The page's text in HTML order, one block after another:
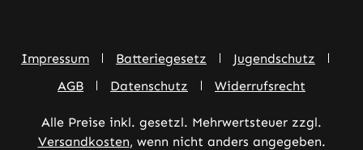
Impressum Batteriegesetz
Jugendschutz
AGB
Datenschutz Widerrufsrecht
Alle Preise inkl. gesetzl. Mehrwertsteuer zzgl.
Versandkosten, wenn nicht anders angegeben.